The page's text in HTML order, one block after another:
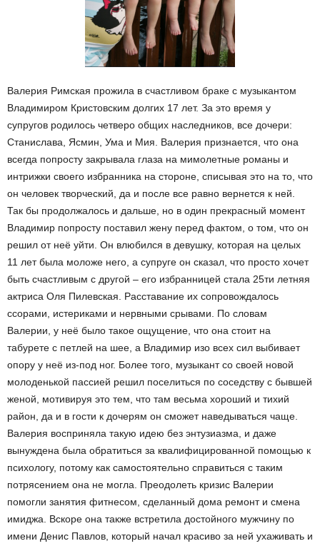
Валерия Римская прожила в счастливом браке с музыкантом
Владимиром Кристовским долгих 17 лет. За это время у
супругов родилось четверо общих наследников, все дочери:
Станислава, Ясмин, Ума и Мия. Валерия признается, что она
всегда попросту закрывала глаза на мимолетные романы и
интрижки своего избранника на стороне, списывая это на то, что
он человек творческий, да и после все равно вернется к ней.
Так бы продолжалось и дальше, но в один прекрасный момент
Владимир попросту поставил жену перед фактом, о том, что он
решил от неё уйти. Он влюбился в девушку, которая на целых
11 лет была моложе него, а супруге он сказал, что просто хочет
быть счастливым с другой – его избранницей стала 25ти летняя
актриса Оля Пилевская. Расставание их сопровождалось
ссорами, истериками и нервными срывами. По словам
Валерии, у неё было такое ощущение, что она стоит на
табурете с петлей на шее, а Владимир изо всех сил выбивает
опору у неё из-под ног. Более того, музыкант со своей новой
молоденькой пассией решил поселиться по соседству с бывшей
женой, мотивируя это тем, что там весьма хороший и тихий
район, да и в гости к дочерям он сможет наведываться чаще.
Валерия восприняла такую идею без энтузиазма, и даже
вынуждена была обратиться за квалифицированной помощью к
психологу, потому как самостоятельно справиться с таким
потрясением она не могла. Преодолеть кризис Валерии
помогли занятия фитнесом, сделанный дома ремонт и смена
имиджа. Вскоре она также встретила достойного мужчину по
имени Денис Павлов, который начал красиво за ней ухаживать и